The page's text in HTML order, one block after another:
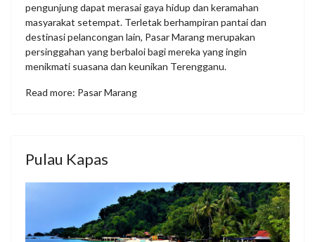
pengunjung dapat merasai gaya hidup dan keramahan
masyarakat setempat. Terletak berhampiran pantai dan
destinasi pelancongan lain, Pasar Marang merupakan
persinggahan yang berbaloi bagi mereka yang ingin
menikmati suasana dan keunikan Terengganu.
Read more: Pasar Marang
Pulau Kapas